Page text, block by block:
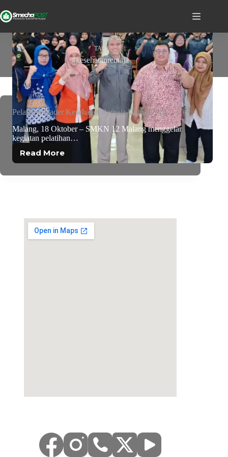
TAG
#kesehatanremaja
Pelatihan Kader Kesehatan Remaja Untuk PMR
Malang, 18 Oktober – SMKN 12 Malang menggelar
kegiatan pelatihan…
Read More